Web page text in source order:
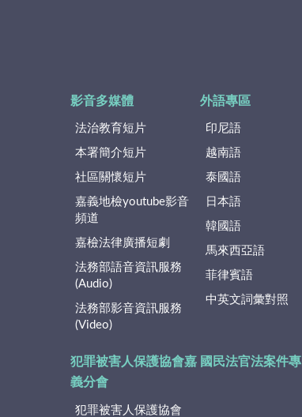
影音多媒體
法治教育短片
本署簡介短片
社區關懷短片
嘉義地檢youtube影音
頻道
嘉檢法律廣播短劇
法務部語音資訊服務
(Audio)
法務部影音資訊服務
(Video)
外語專區
印尼語
越南語
泰國語
日本語
韓國語
馬來西亞語
菲律賓語
中英文詞彙對照
犯罪被害人保護協會嘉
義分會
犯罪被害人保護協會
國民法官法案件